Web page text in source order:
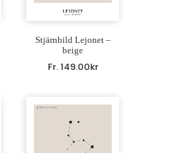
Stjärnbild Lejonet –
beige
Fr.149.00kr